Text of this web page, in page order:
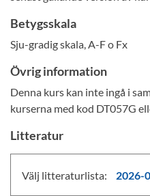
Betygsskala
Sju-gradig skala, A-F o Fx
Övrig information
Denna kurs kan inte ingå i
kurserna med kod DT057G
Litteratur
Välj litteraturlista: 2026-